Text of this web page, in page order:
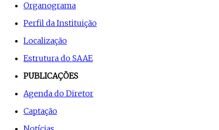
Organograma
Perfil da Instituição
Localização
Estrutura do SAAE
PUBLICAÇÕES
Agenda do Diretor
Captação